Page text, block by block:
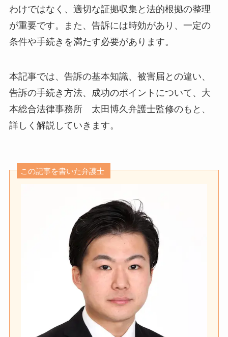
わけではなく、適切な証拠収集と法的根拠の整理
が重要です。また、告訴には時効があり、一定の
条件や手続きを満たす必要があります。
本記事では、告訴の基本知識、被害届との違い、
告訴の手続き方法、成功のポイントについて、大
本総合法律事務所 太田博久弁護士監修のもと、
詳しく解説していきます。
この記事を書いた弁護士